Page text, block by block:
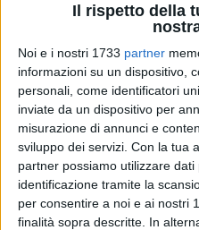
Il rispetto della
Noi e i nostri 1733 partner
informazioni su un dispositivo,
personali, come identificatori
inviate da un dispositivo per
misurazione di annunci e
sviluppo dei servizi. Con la tua
partner possiamo utilizzare
identificazione tramite la
per consentire a noi e ai nostri
finalità sopra descritte. In
37
Nonostante il settore
tra i più colpiti durante
Bisceglie ha deciso di